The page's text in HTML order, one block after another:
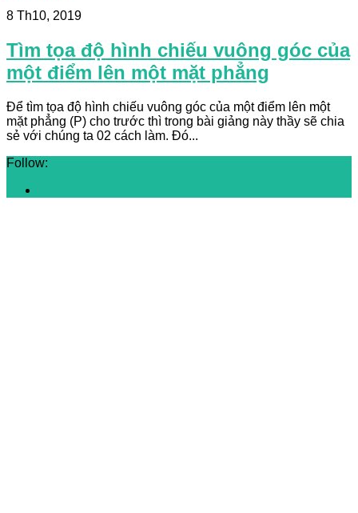
8 Th10, 2019
Tìm tọa độ hình chiếu vuông góc của
một điểm lên một mặt phẳng
Để tìm tọa độ hình chiếu vuông góc của một điểm lên một
mặt phẳng (P) cho trước thì trong bài giảng này thầy sẽ chia
sẻ với chúng ta 02 cách làm. Đó...
Follow: